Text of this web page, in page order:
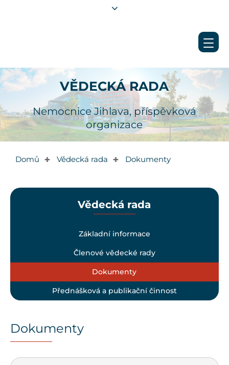
VĚDECKÁ RADA
Nemocnice Jihlava, příspěvková
organizace
Domů ✚ Vědecká rada ✚ Dokumenty
Vědecká rada
Základní informace
Členové vědecké rady
Dokumenty
Přednášková a publikační činnost
Dokumenty